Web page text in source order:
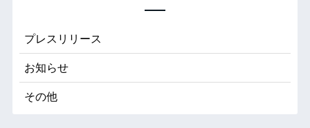
プレスリリース
お知らせ
その他